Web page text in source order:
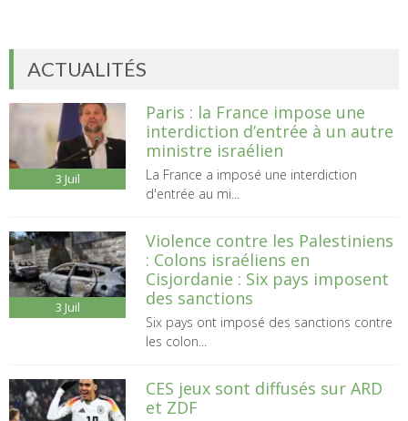
ACTUALITÉS
3 Juil
Paris : la France impose une
interdiction d’entrée à un autre
ministre israélien
La France a imposé une interdiction
d'entrée au mi...
3 Juil
Violence contre les Palestiniens
: Colons israéliens en
Cisjordanie : Six pays imposent
des sanctions
Six pays ont imposé des sanctions contre
les colon...
CES jeux sont diffusés sur ARD
et ZDF